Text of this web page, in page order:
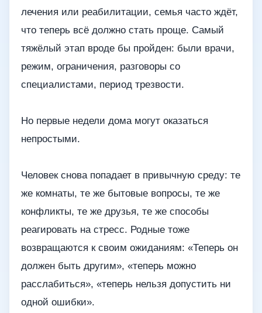
лечения или реабилитации, семья часто ждёт,
что теперь всё должно стать проще. Самый
тяжёлый этап вроде бы пройден: были врачи,
режим, ограничения, разговоры со
специалистами, период трезвости.
Но первые недели дома могут оказаться
непростыми.
Человек снова попадает в привычную среду: те
же комнаты, те же бытовые вопросы, те же
конфликты, те же друзья, те же способы
реагировать на стресс. Родные тоже
возвращаются к своим ожиданиям: «Теперь он
должен быть другим», «теперь можно
расслабиться», «теперь нельзя допустить ни
одной ошибки».